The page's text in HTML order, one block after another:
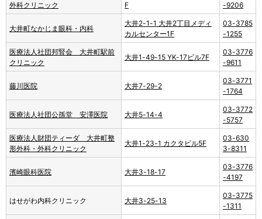
外科クリニック
F
-9206
大井町なかじま眼科・内科
大井2-1-1 大井2丁目メディ
カルセンター1F
03-3785
-1255
医療法人社団邦腎会 大井町駅前
クリニック
大井1-49-15 YK-17ビル7F
03-3776
-9611
藤川医院 大井7-29-2
03-3771
-1764
医療法人社団公孫堂 安澤医院 大井5-14-4
03-3772
-5757
医療法人財団ティーダ 大井町整
形外科・外科クリニック
大井1-23-1 カクタビル5F
03-630
3-8311
濱崎眼科医院 大井3-18-17
03-3776
-4197
はせがわ内科クリニック 大井3-25-13
03-3775
-1311